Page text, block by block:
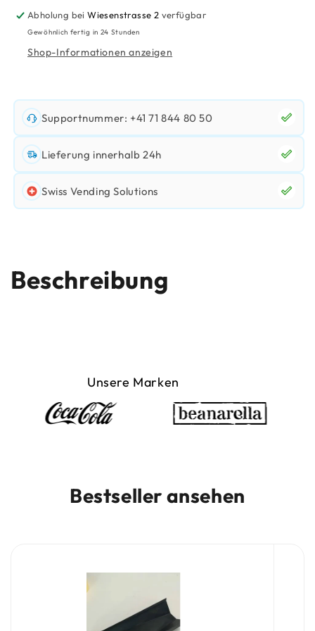
Abholung beiWiesenstrasse 2 verfügbar
Gewöhnlich fertig in 24 Stunden
Shop-Informationen anzeigen
Supportnummer: +41 71 844 80 50
Lieferung innerhalb 24h
Swiss Vending Solutions
Beschreibung
Unsere Marken
Bestseller ansehen